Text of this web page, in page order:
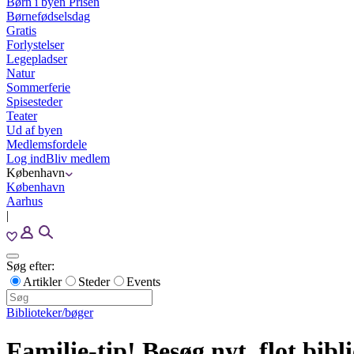
Børnefødselsdag
Gratis
Forlystelser
Legepladser
Natur
Sommerferie
Spisesteder
Teater
Ud af byen
Medlemsfordele
Log indBliv medlem
København
København
Aarhus
|
Søg efter:
Artikler
Steder Events
Biblioteker/bøger